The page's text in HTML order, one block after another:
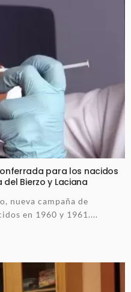
para los nacidos
del Bierzo y Laciana
nueva campaña de
en 1960 y 1961....